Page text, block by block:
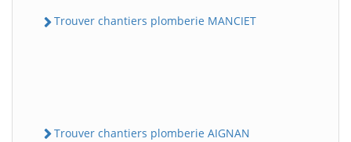
Trouver chantiers plomberie MANCIET
Trouver chantiers plomberie AIGNAN